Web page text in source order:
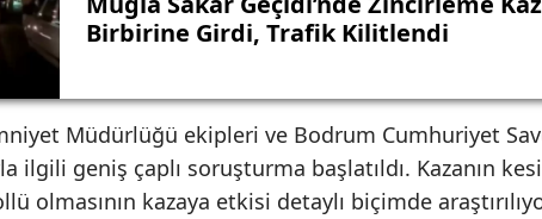
Birbirine Girdi, Trafik Kilitlendi
Müdürlüğü ekipleri ve Bodrum Cumhuriyet
ilgili geniş çaplı soruşturma başlatıldı. Kazanın
olmasının kazaya etkisi detaylı biçimde